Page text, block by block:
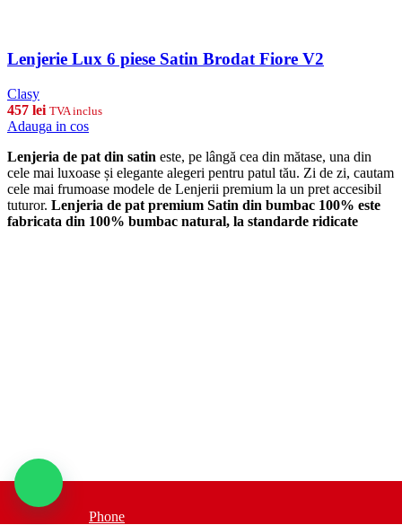
Lenjerie Lux 6 piese Satin Brodat Fiore V2
Clasy
457 lei TVA inclus
Adauga in cos
Lenjeria de pat din satin este, pe lângă cea din mătase, una din
cele mai luxoase și elegante alegeri pentru patul tău. Zi de zi, cautam
cele mai frumoase modele de Lenjerii premium la un pret accesibil
tuturor. Lenjeria de pat premium Satin din bumbac 100% este
fabricata din 100% bumbac natural, la standarde ridicate
Phone